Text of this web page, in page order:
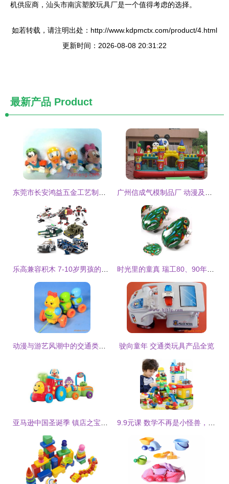
机供应商，汕头市南滨塑胶玩具厂是一个值得考虑的选择。
如若转载，请注明出处：http://www.kdpmctx.com/product/4.html
更新时间：2026-08-08 20:31:22
最新产品 Product
驶向童年 交通类玩具产品全览